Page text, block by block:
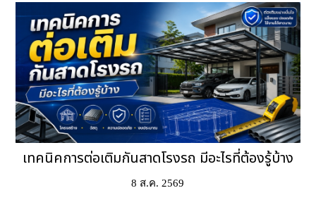
เทคนิคการต่อเติมกันสาดโรงรถ มีอะไรที่ต้องรู้บ้าง
8 ส.ค. 2569